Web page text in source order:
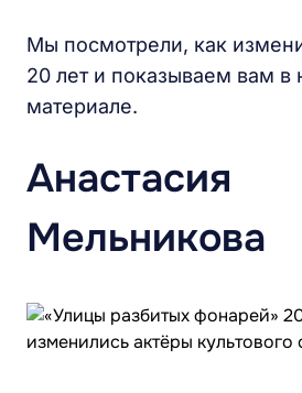
Мы посмотрели, как
20 лет и показываем вам в
материале.
Анастасия
Мельникова